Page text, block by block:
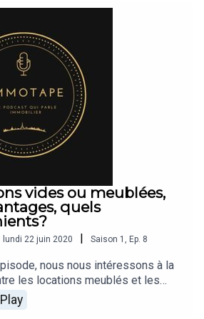
enfin si je ne paie pas mes
une très bonne écouteC’était
émission présentée par Galian,
des assurances dans
d’Informations sur Galian.fr
vides ou meublées,
quels
lundi 22 juin 2020 | Saison 1 , Ep. 8
nous nous intéressons à la
les locations meublés et les
sont les avantages ou les
de chacune d’entre elle?Doit-on
Play